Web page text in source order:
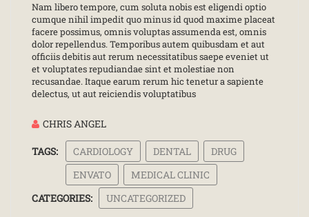
Nam libero tempore, cum soluta nobis est eligendi optio
cumque nihil impedit quo minus id quod maxime placeat
facere possimus, omnis voluptas assumenda est, omnis
dolor repellendus. Temporibus autem quibusdam et aut
officiis debitis aut rerum necessitatibus saepe eveniet ut
et voluptates repudiandae sint et molestiae non
recusandae. Itaque earum rerum hic tenetur a sapiente
delectus, ut aut reiciendis voluptatibus
CHRIS ANGEL
TAGS: CARDIOLOGY DENTAL
DRUG
ENVATO
MEDICAL CLINIC
CATEGORIES:
UNCATEGORIZED